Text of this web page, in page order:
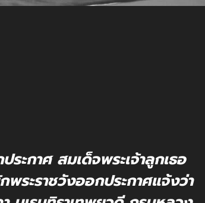
ระกาศ สมเด็จพระเจ้าลูกเธอ
ระราชวังออกประกาศแจ้งว่า